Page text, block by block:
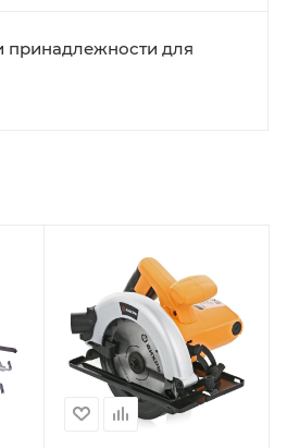
принадлежности для